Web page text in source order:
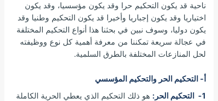
ناحية قد يكون التحكيم حرا وقد يكون مؤسسيا، وقد يكون
اختياريا وقد يكون إجباريا وأخيرا قد يكون التحكيم وطنيا وقد
يكون دوليا، وسوف نبين في بحثنا هذا أنواع التحكيم المختلفة
في عجالة سريعة تمكننا من معرفة أهمية كل نوع ووظيفته
لحل المنازعات المختلفة بالطرق السلمية.
أ- التحكيم الحر والتحكيم المؤسسي
1- التحكيم الحر:
هو ذلك التحكيم الذي يعطي الحرية الكاملة